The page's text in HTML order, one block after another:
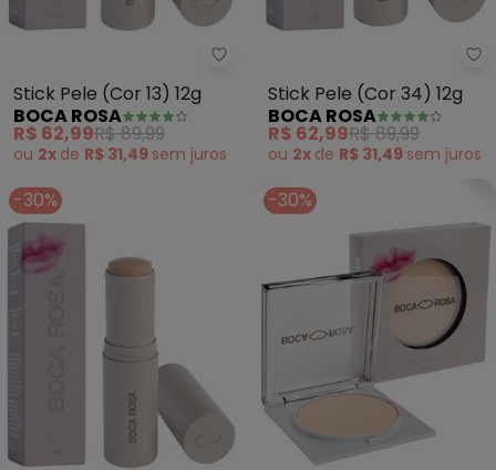
Boca Rosa - Stick Pele (Cor 13)
Stick Pele (Cor 13) 12g
BOCA ROSA
R$ 62,99R$ 89,99
ou 2x de R$ 31,49 sem juros
Stick Pele (Cor 34) 12g
BOCA ROSA
R$ 62,99R$ 89,99
ou 2x de R$ 31,49 sem juros
-30% -30%